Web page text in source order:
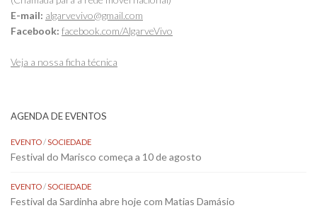
E-mail: algarvevivo@gmail.com
Facebook: facebook.com/AlgarveVivo
Veja a nossa ficha técnica
AGENDA DE EVENTOS
EVENTO/SOCIEDADE
Festival do Marisco começa a 10 de agosto
EVENTO/SOCIEDADE
Festival da Sardinha abre hoje com Matias Damásio